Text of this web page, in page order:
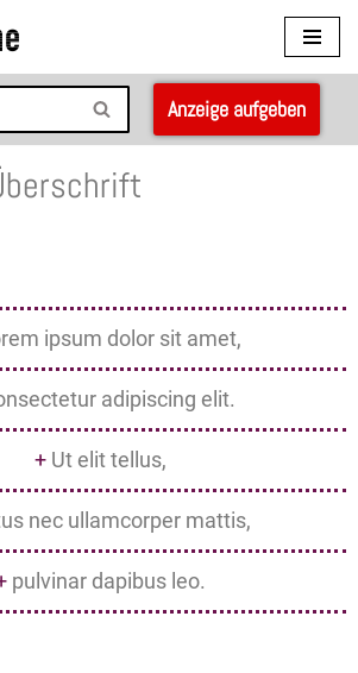
Anzeige aufgeben
ipsum dolor sit amet,
adipiscing elit.
+ Ut elit tellus,
nec ullamcorper mattis,
pulvinar dapibus leo.